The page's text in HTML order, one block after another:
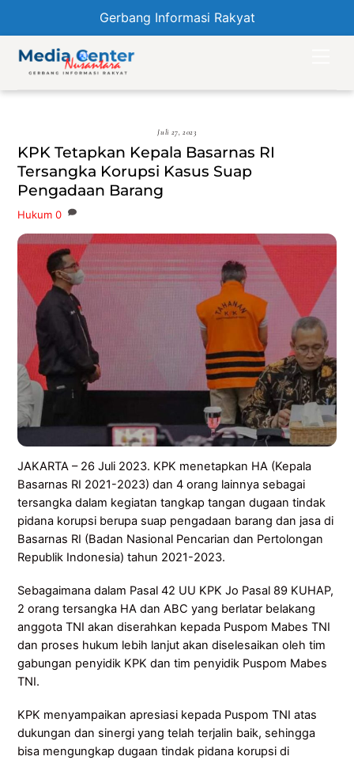
Gerbang Informasi Rakyat
content
Juli 27, 2023
KPK Tetapkan Kepala Basarnas RI
Tersangka Korupsi Kasus Suap
Pengadaan Barang
Hukum 0
JAKARTA – 26 Juli 2023. KPK menetapkan HA (Kepala
Basarnas RI 2021-2023) dan 4 orang lainnya sebagai
tersangka dalam kegiatan tangkap tangan dugaan tindak
pidana korupsi berupa suap pengadaan barang dan jasa di
Basarnas RI (Badan Nasional Pencarian dan Pertolongan
Republik Indonesia) tahun 2021-2023.
Sebagaimana dalam Pasal 42 UU KPK Jo Pasal 89 KUHAP,
2 orang tersangka HA dan ABC yang berlatar belakang
anggota TNI akan diserahkan kepada Puspom Mabes TNI
dan proses hukum lebih lanjut akan diselesaikan oleh tim
gabungan penyidik KPK dan tim penyidik Puspom Mabes
TNI.
KPK menyampaikan apresiasi kepada Puspom TNI atas
dukungan dan sinergi yang telah terjalin baik, sehingga
bisa mengungkap dugaan tindak pidana korupsi di